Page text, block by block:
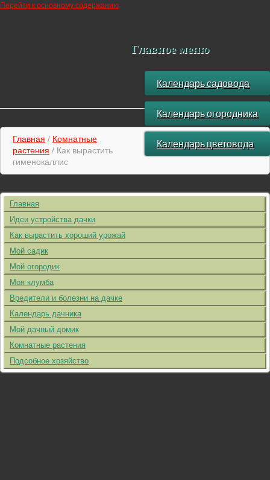
Перейти к основному содержанию
Главное меню
Календарь садовода
Календарь огородника
Календарь цветовода
Главная / Комнатные
растения / Как вырастить
гименокаллис
Главная
Идеи устройства дачки
Как вырастить хороший урожай
Мой садик
Мой огородик
Моя клумба
Вредители и болезни на дачке
Календарь дачника
Мой дачный домик
Комнатные растения
Подсобное хозяйство